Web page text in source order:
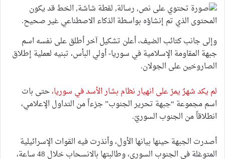
وإلى جانب كتائب الضيف، أعلن تشكيل آخر أطلق على نفسه اسم
جبهة المقاومة الإسلامية في سوريا- أولي البأس، تبنيه لعملية إطلاق
الصاروخين على الجولان.
لم يكد شهرٌ يمرّ على انهيار نظام بشار الأسد في سوريا،حتى بات
اسم مجموعة “جبهة تحرير الجنوب” جزءاً من التداول الإعلامي،
انطلاقاً من الجنوب السوريّ.
أصدرت الجبهة حينها بيانها الأول، وأنذرت فيه القوات الإسرائيلية
المتوغلة في الجنوب السوري، وطالبتها بالانسحاب خلال 48 ساعة،